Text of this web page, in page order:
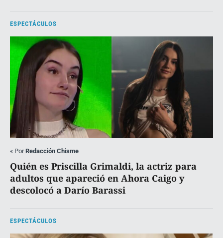
ESPECTÁCULOS
« PorRedacción Chisme
Quién es Priscilla Grimaldi, la actriz para
adultos que apareció en Ahora Caigo y
descolocó a Darío Barassi
ESPECTÁCULOS